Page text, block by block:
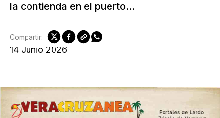
la contienda en el puerto...
14 Junio 2026
Compartir: